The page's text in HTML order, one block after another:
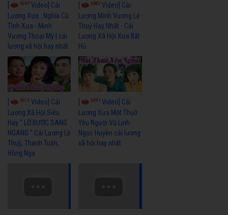
6067 Video] Cải
Lương Xưa : Nghĩa Cũ
Tình Xưa - Minh
Vương Thoại Mỹ | cải
lương xã hội hay nhất
6687Video] Cải
Lương Minh Vương Lệ
Thuỷ Hay Nhất - Cải
Lương Xã Hội Xưa Bất
Hủ
6975 Video] Cải
Lương Xã Hội Siêu
Hay " LỠ BƯỚC SANG
NGANG " Cải Lương Lệ
Thuỷ, Thanh Tuấn,
Hồng Nga
6391Video] Cải
Lương Xưa Một Thuở
Yêu Người Vũ Linh
Ngọc Huyền cải lương
xã hội hay nhất